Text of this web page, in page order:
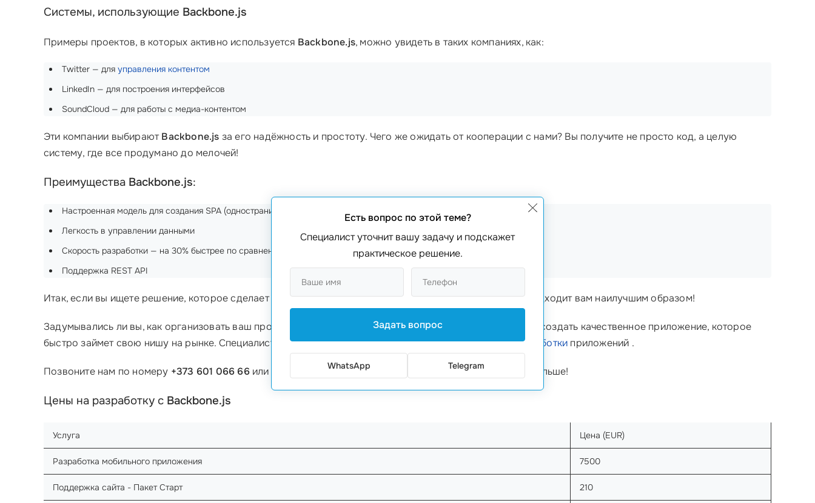
Системы, использующие Backbone.js
Примеры проектов, в которых активно используется Backbone.js, можно увидеть в таких компаниях, как:
Twitter — для управления контентом
LinkedIn — для построения интерфейсов
SoundCloud — для работы с медиа-контентом
Эти компании выбираютBackbone.js за его надёжность и простоту. Чего же ожидать от кооперации с нами? Вы получите не просто код, а целую
систему, где все продумано до мелочей!
Преимущества Backbone.js:
Настроенная модель для создания SPA (одностраничные приложения) ⭐️
Легкость в управлении данными
Скорость разработки — на 30% быстрее по сравнению с конкурентами
Поддержка REST API
Итак, если вы ищете решение, которое сделает вашу разработку проще и эффективнее,Backbone.jsподходит вам наилучшим образом!
Задумывались ли вы, как организовать ваш проект? Используя опыты из нашего портфолио, мы можем создать качественное приложение, которое
быстро займет свою нишу на рынке. Специалисты нашей команды готовы взять на себя всеэтапы разработки приложений .
Позвоните нам по номеру +373 601 066 66или оставьте заявку на сайте webmaster.md, чтобы узнать больше!
Цены на разработку с Backbone.js
Услуга Цена (EUR)
Разработка мобильного приложения 7500
Поддержка сайта - Пакет Старт 210
Есть вопрос по этой теме?
Специалист уточнит вашу задачу и подскажет
практическое решение.
Задать вопрос
WhatsApp Telegram